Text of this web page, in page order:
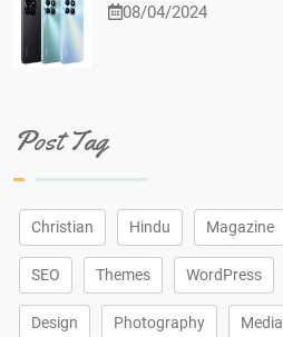
08/04/2024
Post Tag
Christian Hindu Magazine
SEO Themes WordPress
Design Photography Media